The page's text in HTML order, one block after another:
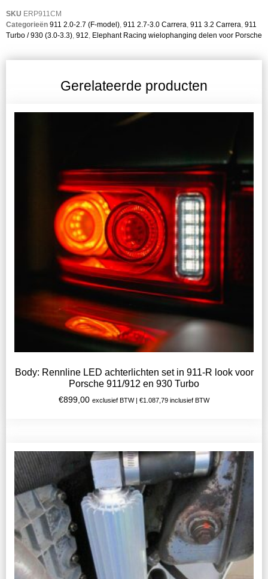
SKU ERP911CM
Categorieën 911 2.0-2.7 (F-model), 911 2.7-3.0 Carrera, 911 3.2 Carrera, 911
Turbo / 930 (3.0-3.3), 912, Elephant Racing wielophanging delen voor Porsche
Gerelateerde producten
Body: Rennline LED achterlichten set in 911-R look voor
Porsche 911/912 en 930 Turbo
€899,00 exclusief BTW | €1.087,79 inclusief BTW